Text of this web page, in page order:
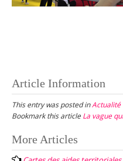
Article Information
This entry was posted inActualité
Bookmark this article La vague
Post
navigation
More Articles